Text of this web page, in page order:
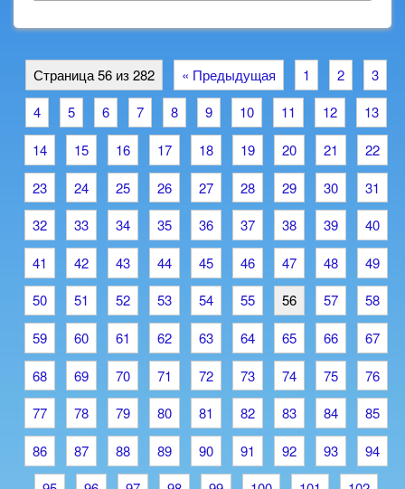
Страница 56 из 282 « Предыдущая 1 2
3
4
5 6 7 8 9 10 11 12
13
14
15 16 17 18 19 20 21
22
23
24 25 26 27 28 29 30
31
32
33 34 35 36 37 38 39
40
41
42 43 44 45 46 47 48
49
50
51 52 53 54 55 56 57
58
59
60 61 62 63 64 65 66
67
68
69 70 71 72 73 74 75
76
77
78 79 80 81 82 83 84
85
86
87 88 89 90 91 92 93
94